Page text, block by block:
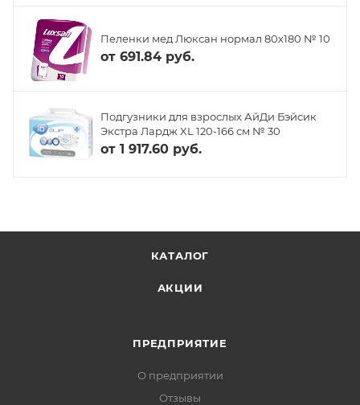
Пеленки мед Люксан нормал 80х180 № 10
от 691.84 руб.
Подгузники для взрослых АйДи Бэйсик
Экстра Лардж XL 120-166 см № 30
от 1 917.60 руб.
КАТАЛОГ
АКЦИИ
ПРЕДПРИЯТИЕ
О предприятии
Отзывы